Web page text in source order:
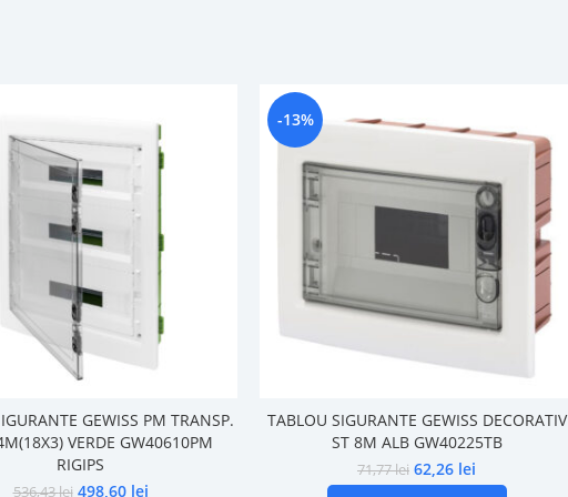
GEWISS PM TRANSP.
VERDE GW40610PM
RIGIPS
536,43lei 498,60 lei
-13%
TABLOU SIGURANTE GEWISS DECORATIV
ST 8M ALB GW40225TB
71,77lei 62,26 lei